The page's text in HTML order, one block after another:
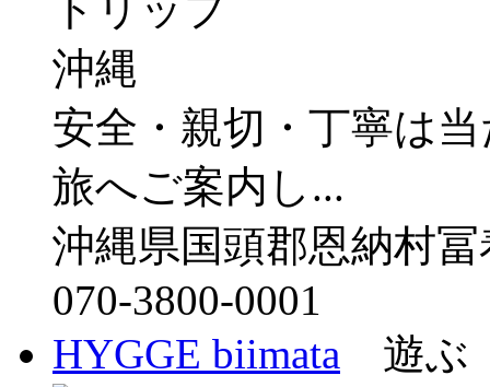
安全・親切・丁寧は
旅へご案内し...
沖縄県国頭郡恩納村冨
070-3800-0001
HYGGE biimata 遊ぶ